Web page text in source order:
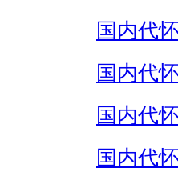
国内代
国内代
国内代
国内代